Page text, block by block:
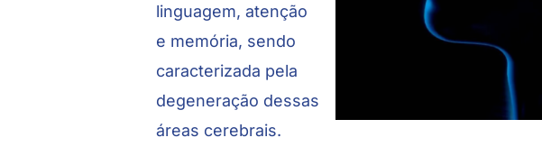
linguagem, atenção
e memória, sendo
caracterizada pela
degeneração dessas
áreas cerebrais.